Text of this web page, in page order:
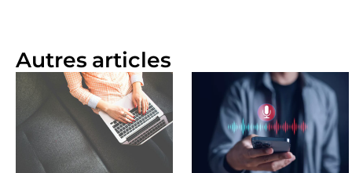
Autres articles